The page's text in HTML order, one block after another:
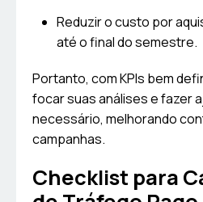
Reduzir o custo por
até o final do semestre.
Portanto, com KPIs bem
focar suas análises e fazer
necessário, melhorando
campanhas.
Checklist para